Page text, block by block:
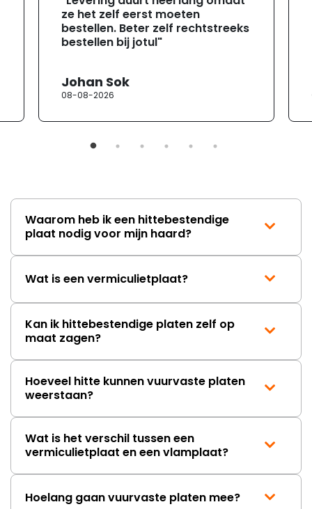
ze het zelf eerst moeten
bestellen. Beter zelf rechtstreeks
bestellen bij jotul"
Johan Sok
08-08-2026
Waarom heb ik een hittebestendige
plaat nodig voor mijn haard?
Wat is een vermiculietplaat?
Kan ik hittebestendige platen zelf op
maat zagen?
Hoeveel hitte kunnen vuurvaste platen
weerstaan?
Wat is het verschil tussen een
vermiculietplaat en een vlamplaat?
Hoelang gaan vuurvaste platen mee?